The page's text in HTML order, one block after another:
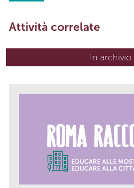
Attività correlate
In archivio